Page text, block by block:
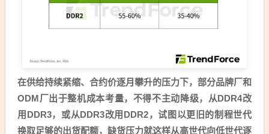
在供给持续紧缩、合约价逐月攀升的压力下，部分品牌厂和
ODM厂出于整机成本考量，不得不主动降级，从DDR4改
用DDR3，或从DDR3改用DDR2，试图以更旧的制程世代
换取足够的出货配额，缺货压力就这样从高世代向低世代逐